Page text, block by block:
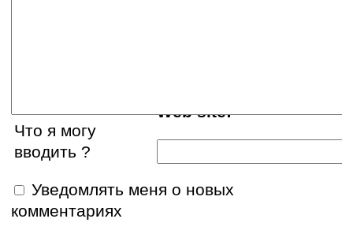
Web site:
Что я могу
вводить ?
Уведомлять меня о новых
комментариях